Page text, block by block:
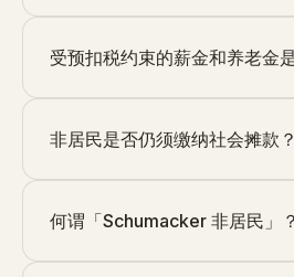
受预扣税约束的薪金和养老金
非居民是否仍须缴纳社会摊款？
何谓「Schumacker 非居民」？